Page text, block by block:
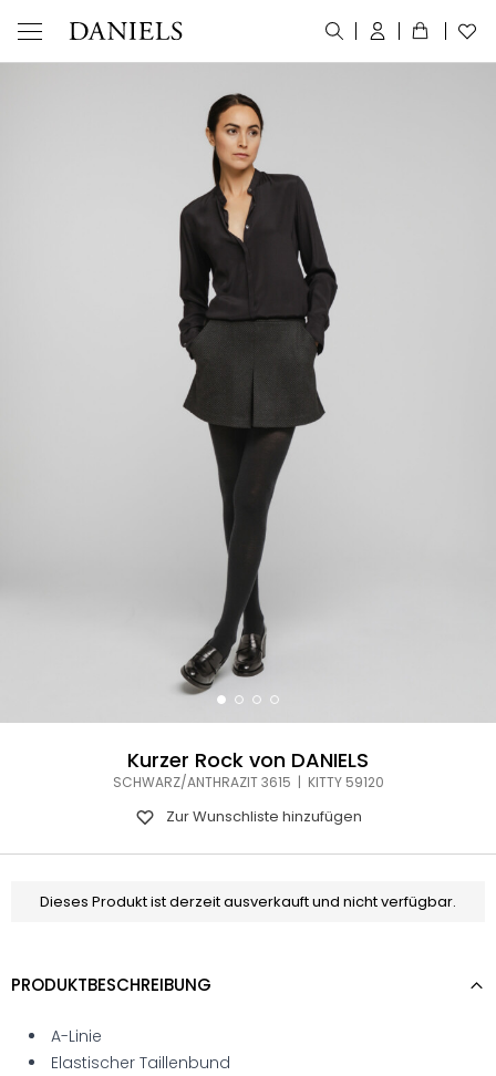
Kurzer Rock von DANIELS
SCHWARZ/ANTHRAZIT 3615 | KITTY 59120
Zur Wunschliste hinzufügen
Dieses Produkt ist derzeit ausverkauft und nicht verfügbar.
PRODUKTBESCHREIBUNG
A-Linie
Elastischer Taillenbund